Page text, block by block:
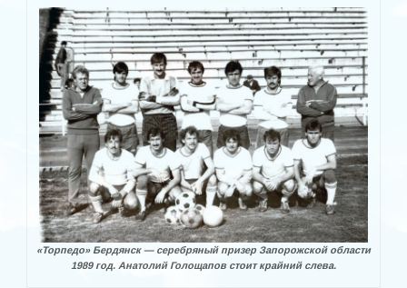
Кубок мэра
МИНИ-ФУТБОЛ
Чемпионат Украины 2019/20
Чемпионаты
Чемпионаты 90-х годов
Чемпионаты 2000-х
Чемпионат 2016
«Торпедо» Бердянск — серебряный призер Запорожской области
1989 год. Анатолий Голощапов стоит крайний слева.